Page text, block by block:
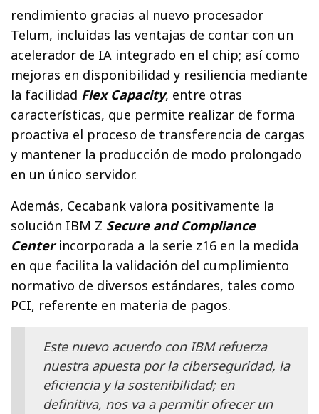
rendimiento gracias al nuevo procesador
Telum, incluidas las ventajas de contar con un
acelerador de IA integrado en el chip; así como
mejoras en disponibilidad y resiliencia mediante
la facilidad Flex Capacity, entre otras
características, que permite realizar de forma
proactiva el proceso de transferencia de cargas
y mantener la producción de modo prolongado
en un único servidor.
Además, Cecabank valora positivamente la
solución IBM Z Secure and Compliance
Centerincorporada a la serie z16 en la medida
en que facilita la validación del cumplimiento
normativo de diversos estándares, tales como
PCI, referente en materia de pagos.
Este nuevo acuerdo con IBM refuerza
nuestra apuesta por la ciberseguridad, la
eficiencia y la sostenibilidad; en
definitiva, nos va a permitir ofrecer un